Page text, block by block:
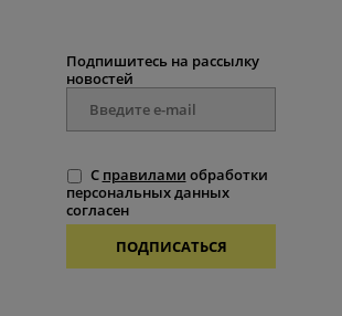
Подпишитесь на рассылку
новостей
С правилами обработки
персональных данных
согласен
ПОДПИСАТЬСЯ